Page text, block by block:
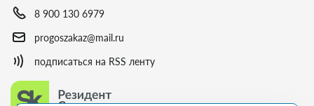
8 900 130 6979
progoszakaz@mail.ru
подписаться на RSS ленту